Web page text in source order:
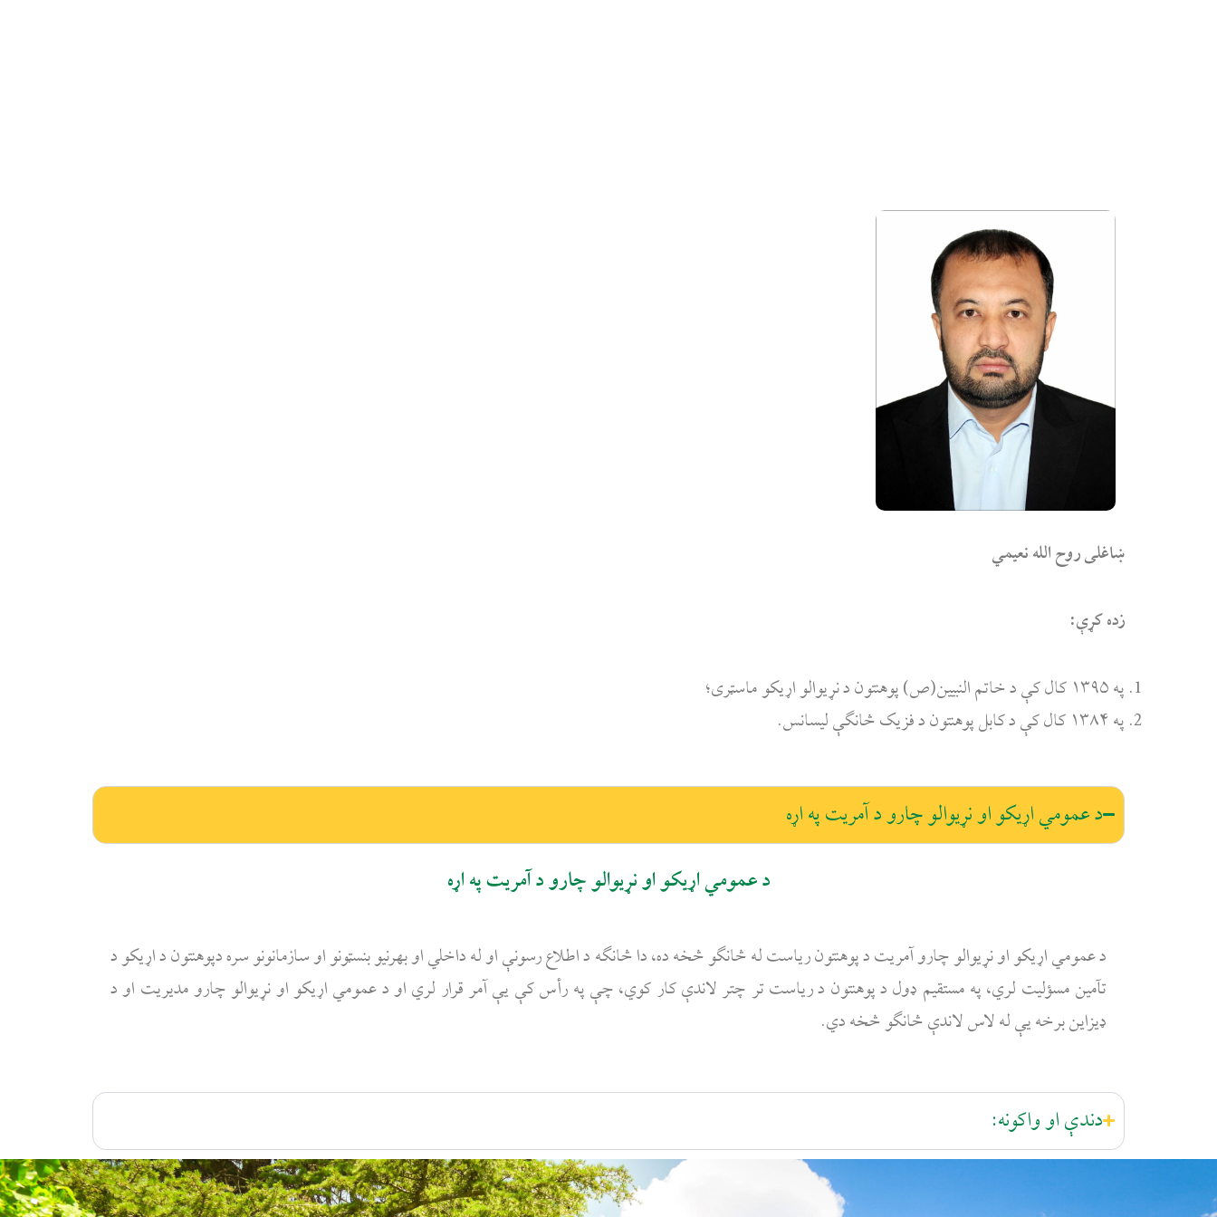
ښاغلی روح الله نعیمي
زده کړې:
په ۱۳۹۵ کال کې د خاتم النبیین(ص) پوهنتون د نړیوالو اړیکو ماسټری؛
په ۱۳۸۴ کال کې د کابل پوهنتون د فزیک څانګې لیسانس.
د عمومي اړیکو او نړیوالو چارو د آمریت په اړه
د عمومي اړیکو او نړیوالو چارو د آمریت په اړه
د عمومي اړیکو او نړیوالو چارو آمریت د پوهنتون ریاست له څانګو څخه ده، دا څانګه د اطلاع رسونې او له داخلي او بهرنیو بنسټونو او سازمانونو سره دپوهنتون د اړیکو د
تآمین مسؤلیت لري، په مستقیم ډول د پوهنتون د ریاست تر چتر لاندې کار کوي، چې په رأس کې یې آمر قرار لري او د عمومي اړیکو او نړیوالو چارو مدیریت او د
ډیزاین برخه یې له لاس لاندې څانګو څخه دي.
دندې او واکونه: